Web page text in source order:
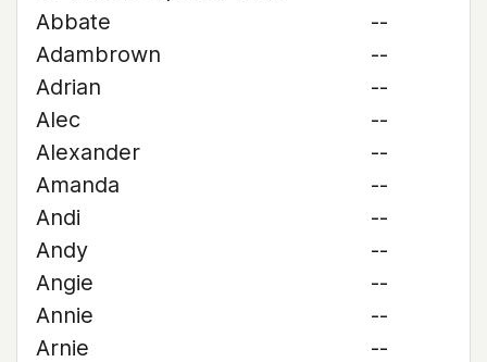
Abbate
--
Adambrown
--
Adrian
--
Alec
--
Alexander
--
Amanda
--
Andi
--
Andy
--
Angie
--
Annie
--
Arnie
--